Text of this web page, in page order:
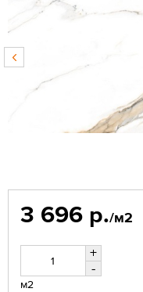
3 696 р./м2
+
-
м2